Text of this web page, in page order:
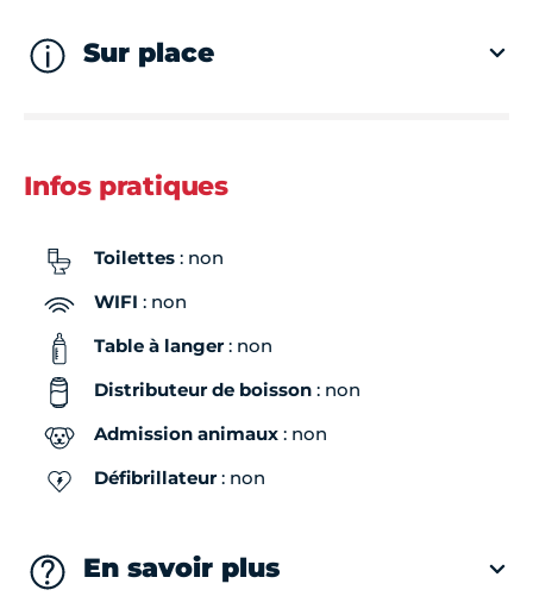
Sur place
Infos pratiques
Toilettes : non
WIFI : non
Table à langer: non
Distributeur de boisson : non
Admission animaux : non
Défibrillateur: non
En savoir plus